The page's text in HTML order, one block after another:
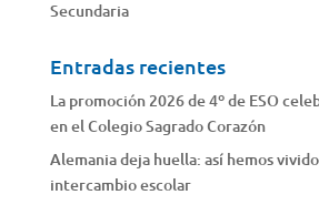
Secundaria
Entradas recientes
La promoción 2026 de 4º de ESO
en el Colegio Sagrado Corazón
Alemania deja huella: así hemos
intercambio escolar